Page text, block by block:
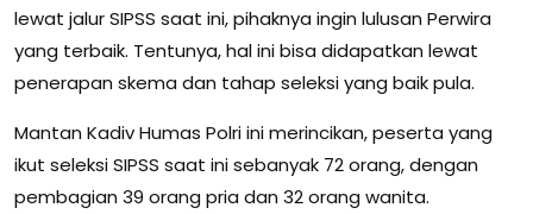
lewat jalur SIPSS saat ini, pihaknya ingin lulusan Perwira
yang terbaik. Tentunya, hal ini bisa didapatkan lewat
penerapan skema dan tahap seleksi yang baik pula.
Mantan Kadiv Humas Polri ini merincikan, peserta yang
ikut seleksi SIPSS saat ini sebanyak 72 orang, dengan
pembagian 39 orang pria dan 32 orang wanita.